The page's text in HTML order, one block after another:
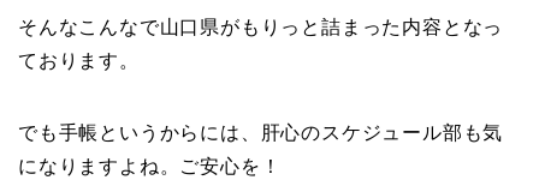
そんなこんなで山口県がもりっと詰まった内容となっ
ております。
でも手帳というからには、肝心のスケジュール部も気
になりますよね。ご安心を！